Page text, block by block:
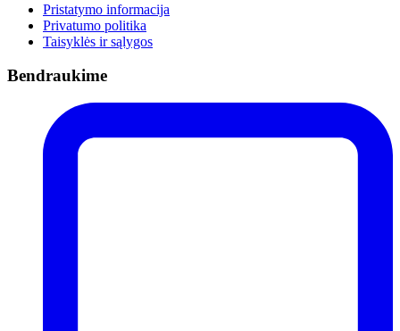
Pristatymo informacija
Privatumo politika
Taisyklės ir sąlygos
Bendraukime